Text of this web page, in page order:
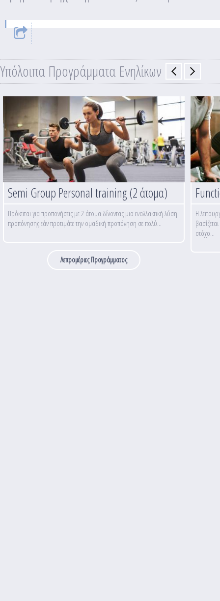
Υπόλοιπα Προγράμματα Ενηλίκων
Semi Group Personal training (2 άτομα)
Πρόκειται για προπονήσεις με 2 άτομα δίνοντας μια εναλλακτική λύση
προπόνησης εάν προτιμάτε την ομαδική προπόνηση σε πολύ...
Λεπρομέριες Προγράμματος
Η
στόχο...